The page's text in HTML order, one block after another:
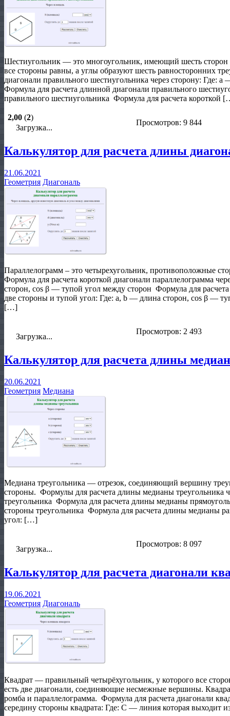
Шестиугольник — это многоугольник, имеющий шесть сторон
все стороны равны, а углы образуют шесть равносторонних
диагонали правильного шестиугольника через сторону: Где:
Формула для расчета длинной диагонали правильного
правильного шестиугольника Формула для расчета короткой
2,00 (2)
Загрузка...
Просмотров: 9 844
Калькулятор для расчета длины
21.06.2021
Геометрия Диагональ
Параллелограмм – это четырехугольник, противоположные
Формула для расчета короткой диагонали параллелограмма
сторон, cos β — тупой угол между сторон Формула для
две стороны и тупой угол: Где: a, b — длина сторон, cos β —
[…]
Загрузка...
Просмотров: 2 493
Калькулятор для расчета длины
20.06.2021
Геометрия Медиана
Медиана треугольника ― отрезок, соединяющий вершину
стороны. Формулы для расчета длины медианы треугольника
треугольника Формула для расчета длины медианы
стороны треугольника Формула для расчета длины медианы
угол: […]
Загрузка...
Просмотров: 8 097
Калькулятор для расчета диагонали
19.06.2021
Геометрия Диагональ
Квадрат — правильный четырёхугольник, у которого все
есть две диагонали, соединяющие несмежные вершины.
ромба и параллелограмма. Формула для расчета диагонали
середину стороны квадрата: Где: C — линия которая выходит